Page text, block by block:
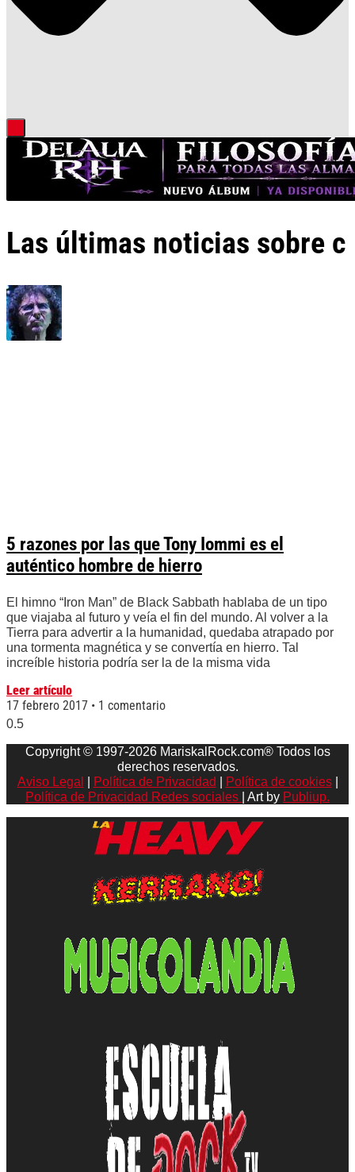
Las últimas noticias sobre c
5 razones por las que Tony Iommi es el
auténtico hombre de hierro
El himno “Iron Man” de Black Sabbath hablaba de un tipo
que viajaba al futuro y veía el fin del mundo. Al volver a la
Tierra para advertir a la humanidad, quedaba atrapado por
una tormenta magnética y se convertía en hierro. Tal
increíble historia podría ser la de la misma vida
Leer artículo
17 febrero 2017
1 comentario
Copyright © 1997-2026 MariskalRock.com® Todos los
derechos reservados.
Aviso Legal
Política de Privacidad Política de cookies|
Política de Privacidad Redes sociales
| Art by Publiup.